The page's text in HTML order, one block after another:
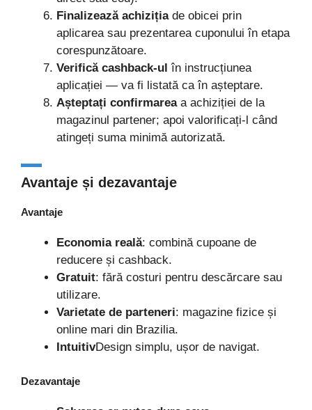
Finalizează achizițiade obicei prin
aplicarea sau prezentarea cuponului în etapa
corespunzătoare.
Verifică cashback-ul în instrucțiunea
aplicației — va fi listată ca în așteptare.
Așteptați confirmareaa achiziției de la
magazinul partener; apoi valorificați-l când
atingeți suma minimă autorizată.
Avantaje și dezavantaje
Avantaje
Economia reală: combină cupoane de
reducere și cashback.
Gratuit: fără costuri pentru descărcare sau
utilizare.
Varietate de parteneri: magazine fizice și
online mari din Brazilia.
IntuitivDesign simplu, ușor de navigat.
Dezavantaje